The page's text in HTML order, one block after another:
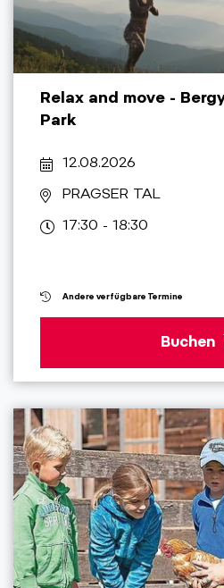
Relax and move -
Park
12.08.2026
PRAGSER TAL
17:30 - 18:30
Andere verfügbare Termine
Buchen